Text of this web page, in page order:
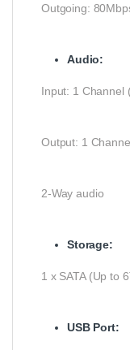
Outgoing:
Audio:
Input: 1 Channel
Output: 1
2-Way audio
Storage:
1 x SATA (Up to
USB Port: